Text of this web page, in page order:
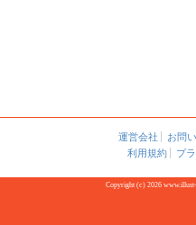
運営会社 お問
利用規約
プ
Copyright (c) 2026